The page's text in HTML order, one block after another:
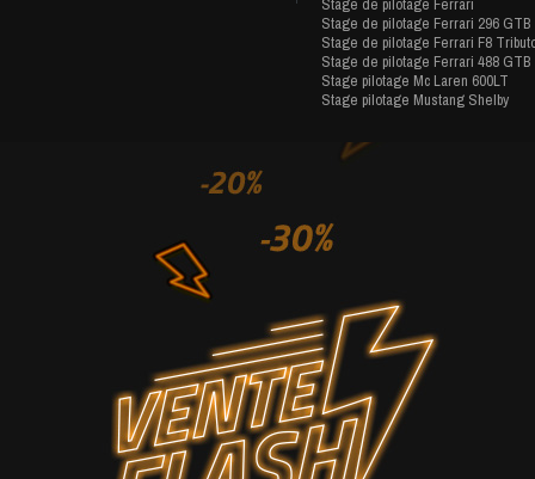
Stage de pilotage Ferrari 296 GTB
Stage de pilotage Ferrari F8
Stage de pilotage Ferrari 488 GTB
Stage pilotage Mc Laren 600LT
Stage pilotage Mustang Shelby